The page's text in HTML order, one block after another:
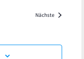
Nächste